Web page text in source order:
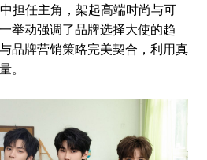
担任主角，架起高端时尚与可
举动强调了品牌选择大使的趋
品牌营销策略完美契合，利用真
。